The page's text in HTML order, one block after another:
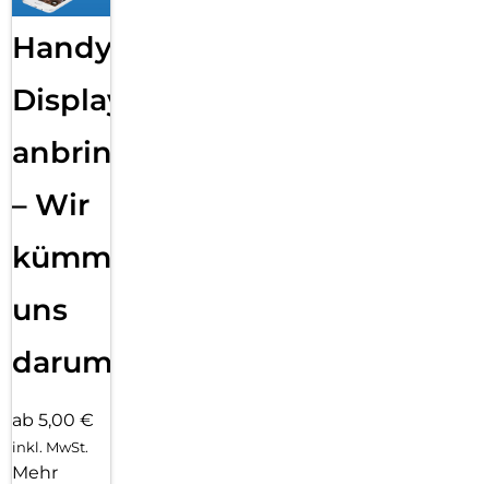
Handy
Displayfolie
anbringen
– Wir
kümmern
uns
darum!
ab 5,00 €
inkl. MwSt.
Mehr